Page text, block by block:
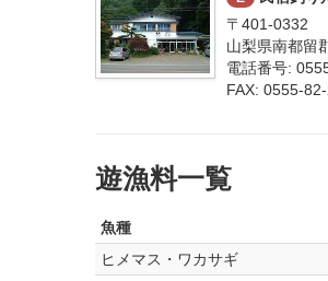
〒401-0332
山梨県南都留
電話番号:
FAX: 0555-
遊漁料一覧
魚種
ヒメマス・ワカサギ